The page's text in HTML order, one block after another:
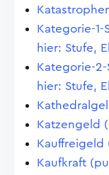
Kategorie-
hier: Stufe,
Kategorie-
hier: Stufe,
Katzengeld
Kauffreigeld
Kaufkraft